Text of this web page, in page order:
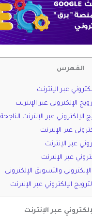
الفهرس
عبر الإنترنت
الإلكتروني عبر الإنترنت
الإلكتروني عبر الإنترنت الناجحة
عبر الإنترنت
عبر الإنترنت
عبر الإنترنت
والتسويق الإلكتروني
الإلكتروني عبر الإنترنت
عبر الإنترنت